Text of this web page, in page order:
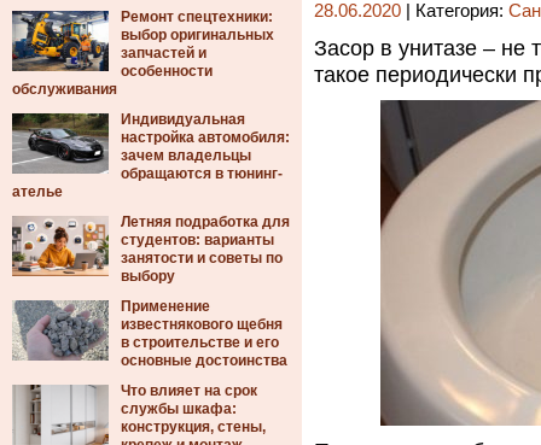
Ремонт спецтехники:
выбор оригинальных
запчастей и
особенности
обслуживания
Индивидуальная
настройка автомобиля:
зачем владельцы
обращаются в тюнинг-
ателье
Летняя подработка для
студентов: варианты
занятости и советы по
выбору
Применение
известнякового щебня
в строительстве и его
основные достоинства
Что влияет на срок
службы шкафа:
конструкция, стены,
28.06.2020 | Категория:
Засор в унитазе – не
такое периодически